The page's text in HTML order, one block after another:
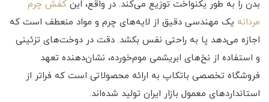
بدن را به طور یکنواخت توزیع می‌کند. در واقع، این کفش چرم
مردانه یک مهندسی دقیق از لایه‌های چرم و مواد منعطف است که
اجازه می‌دهد پا به راحتی نفس بکشد. دقت در دوخت‌های تزئینی
و استفاده از نخ‌های ابریشمی موم‌خورده، نشان‌دهنده تعهد
فروشگاه تخصصی باتکاپ به ارائه محصولاتی است که فراتر از
استانداردهای معمول بازار ایران تولید شده‌اند.